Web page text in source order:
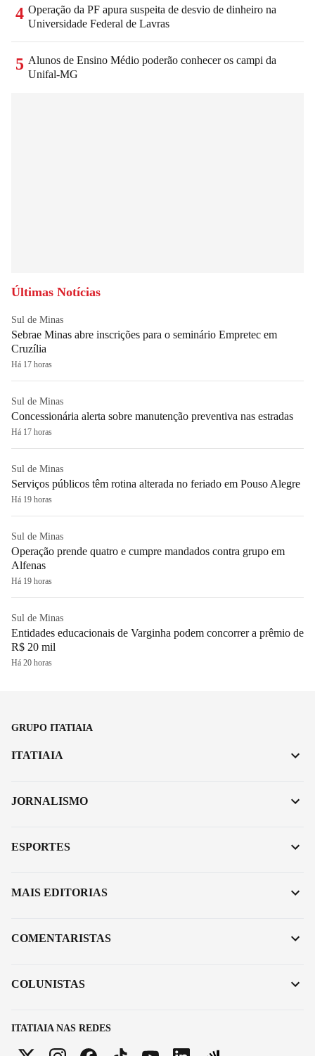
4 Operação da PF apura suspeita de desvio de dinheiro na
Universidade Federal de Lavras
5 Alunos de Ensino Médio poderão conhecer os campi da
Unifal-MG
Últimas Notícias
Sul de Minas
Sebrae Minas abre inscrições para o seminário Empretec em
Cruzília
Há 17 horas
Sul de Minas
Concessionária alerta sobre manutenção preventiva nas estradas
Há 17 horas
Sul de Minas
Serviços públicos têm rotina alterada no feriado em Pouso Alegre
Há 19 horas
Sul de Minas
Operação prende quatro e cumpre mandados contra grupo em
Alfenas
Há 19 horas
Sul de Minas
Entidades educacionais de Varginha podem concorrer a prêmio de
R$ 20 mil
Há 20 horas
GRUPO ITATIAIA
ITATIAIA NAS REDES
ITATIAIA
JORNALISMO
ESPORTES
MAIS EDITORIAS
COMENTARISTAS
COLUNISTAS